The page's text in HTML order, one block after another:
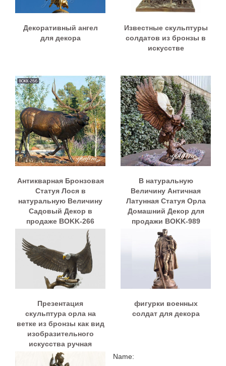
Декоративный ангел
для декора
Известные скульптуры
солдатов из бронзы в
искусстве
Антикварная Бронзовая
Статуя Лося в
натуральную Величину
Садовый Декор в
продаже BOKK-266
В натуральную
Величину Античная
Латунная Статуя Орла
Домашний Декор для
продажи BOKK-989
Презентация
скульптура орла на
ветке из бронзы как вид
изобразительного
искусства ручная
работа
фигурки военных
солдат для декора
Name: